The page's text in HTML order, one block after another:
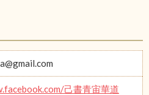
己書青宙華道